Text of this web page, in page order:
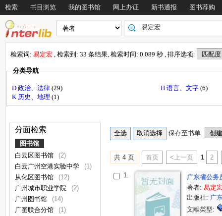
检索 书目浏览 我的图书馆 网上办证 新书通报 图书荐购
检索词: 易定宏 , 检索到: 33 条结果, 检索时间: 0.089 秒 , 排序选项:
分类导航
D 政治、法律 (29) H 语言、文字 (6)
K 历史、地理 (1)
分面检索
图书馆
白云区图书馆
(2)
白云广州空港实验中学
(1)
从化区图书馆
(12)
广州城市职业学院
(2)
广州图书馆
(14)
广图联合分馆
(1)
保存至书单:
共 4 页 首页 <上一页 1 2
1.
广东省公务
著者:易定
出版社: 广
文献类型: